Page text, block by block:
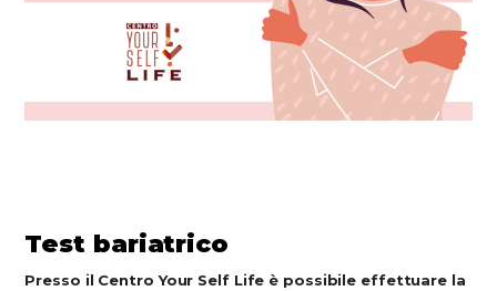
Test bariatrico
Presso il Centro Your Self Life è possibile effettuare la